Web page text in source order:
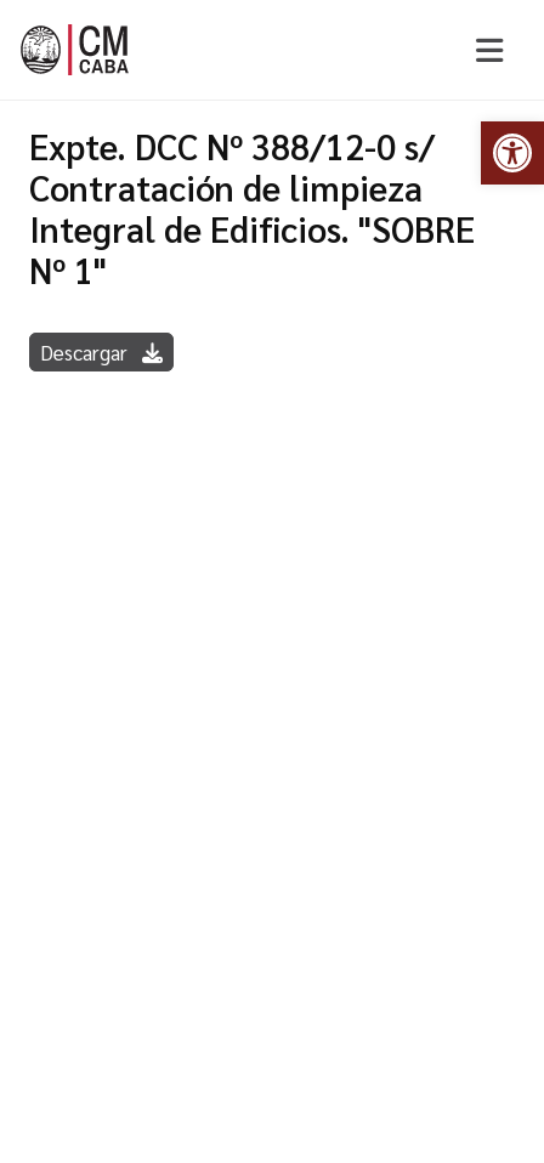
Expte. DCC Nº 388/12-0 s/
Contratación de limpieza
Integral de Edificios. "SOBRE
Nº 1"
Descargar